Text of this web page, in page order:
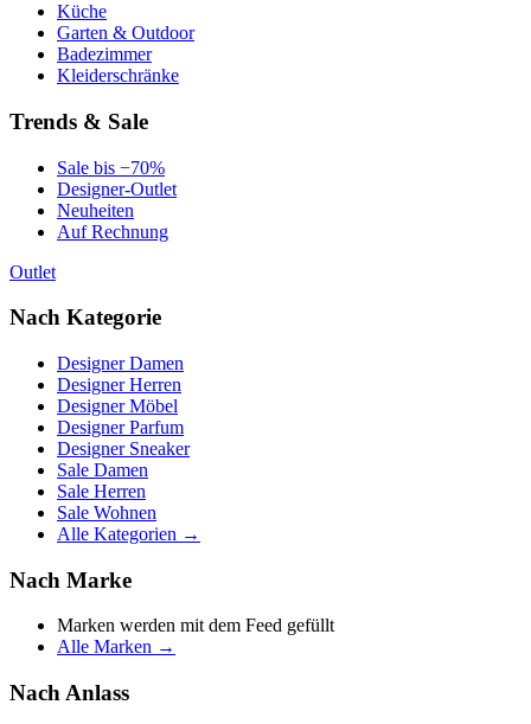
Küche
Garten & Outdoor
Badezimmer
Kleiderschränke
Trends & Sale
Sale bis −70%
Designer-Outlet
Neuheiten
Auf Rechnung
Outlet
Nach Kategorie
Designer Damen
Designer Herren
Designer Möbel
Designer Parfum
Designer Sneaker
Sale Damen
Sale Herren
Sale Wohnen
Alle Kategorien →
Nach Marke
Marken werden mit dem Feed gefüllt
Alle Marken →
Nach Anlass